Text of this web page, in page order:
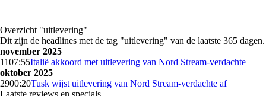
Overzicht "uitlevering"
Dit zijn de headlines met de tag "uitlevering" van de laatste 365 dagen.
november 2025
1107:55Italië akkoord met uitlevering van Nord Stream-verdachte
oktober 2025
2900:20Tusk wijst uitlevering van Nord Stream-verdachte af
Laatste reviews en specials